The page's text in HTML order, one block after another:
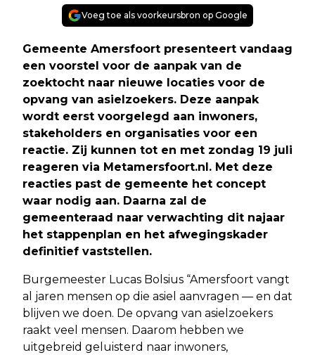
Voeg toe als voorkeursbron op Google
Gemeente Amersfoort presenteert vandaag
een voorstel voor de aanpak van de
zoektocht naar nieuwe locaties voor de
opvang van asielzoekers. Deze aanpak
wordt eerst voorgelegd aan inwoners,
stakeholders en organisaties voor een
reactie. Zij kunnen tot en met zondag 19 juli
reageren via Metamersfoort.nl. Met deze
reacties past de gemeente het concept
waar nodig aan. Daarna zal de
gemeenteraad naar verwachting dit najaar
het stappenplan en het afwegingskader
definitief vaststellen.
Burgemeester Lucas Bolsius “Amersfoort vangt
al jaren mensen op die asiel aanvragen — en dat
blijven we doen. De opvang van asielzoekers
raakt veel mensen. Daarom hebben we
uitgebreid geluisterd naar inwoners,